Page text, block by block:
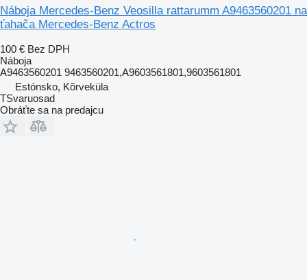
Náboja Mercedes-Benz Veosilla rattarumm A9463560201 na
ťahača Mercedes-Benz Actros
100 € Bez DPH
Náboja
A9463560201 9463560201,A9603561801,9603561801
Estónsko, Kõrveküla
TSvaruosad
Obráťte sa na predajcu